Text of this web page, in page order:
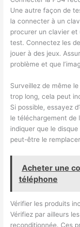
Une autre façon de
la connecter à un
procurer un clavier
test. Connectez les
jouer à des jeux.
problème et que
Surveillez de même
trop long, cela peut
Si possible, essayez
le téléchargement de
indiquer que le
peut-être le
Acheter une
téléphone
Vérifier les produits
Vérifiez par ailleurs
reconditionnée. Ces